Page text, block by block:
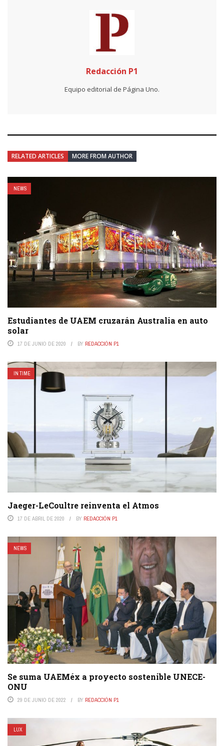
Redacción P1
Equipo editorial de Página Uno.
RELATED ARTICLES MORE FROM AUTHOR
NEWS
Estudiantes de UAEM cruzarán Australia en auto
solar
17 DE JUNIO DE 2020 BY REDACCIÓN P1
IN TIME
Jaeger-LeCoultre reinventa el Atmos
17 DE ABRIL DE 2020 BY REDACCIÓN P1
NEWS
Se suma UAEMéx a proyecto sostenible UNECE-
ONU
29 DE JUNIO DE 2022 BY REDACCIÓN P1
LUX